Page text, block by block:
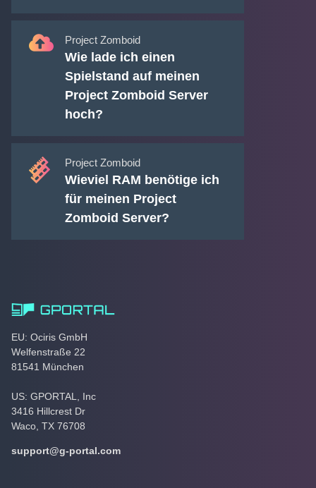
Project Zomboid
Wie lade ich einen
Spielstand auf meinen
Project Zomboid Server
hoch?
Project Zomboid
Wieviel RAM benötige ich
für meinen Project
Zomboid Server?
EU: Ociris GmbH
Welfenstraße 22
81541 München
US: GPORTAL, Inc
3416 Hillcrest Dr
Waco, TX 76708
support@g-portal.com